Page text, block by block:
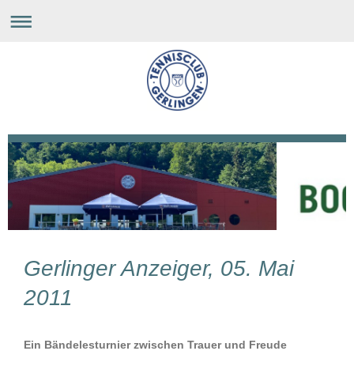
Gerlinger Anzeiger, 05. Mai
2011
Ein Bändelesturnier zwischen Trauer und Freude